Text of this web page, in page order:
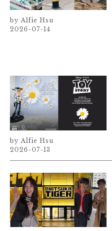
Alfie Hsu
2026-07-14
Alfie Hsu
2026-07-13